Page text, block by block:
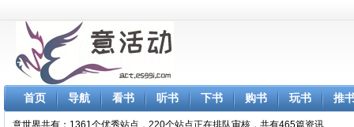
首页 导航 看书 听书 下书 购书 玩书 推
意世界共有：1361个优秀站点，220个站点正在排队审核，共有465篇资讯